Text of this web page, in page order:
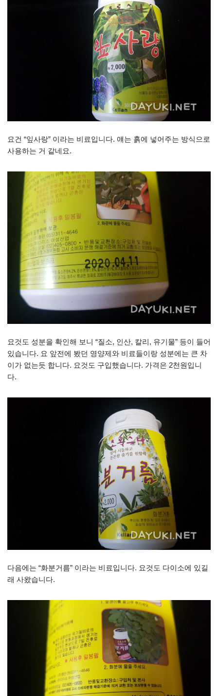
요건 “잎사랑” 이라는 비료입니다. 얘는 흙에 넣어주는 방식으로
사용하는 거 같네요.
요것도 성분을 확인해 보니 “질소, 인산, 칼리, 유기물” 등이 들어
있습니다. 요 앞전에 봤던 영양제와 비료들이랑 성분에는 큰 차
이가 없는듯 합니다. 요것도 구입했습니다. 가격은 2천원입니
다.
다음에는 “화분거름” 이라는 비료입니다. 요것도 다이소에 있길
래 사왔습니다.